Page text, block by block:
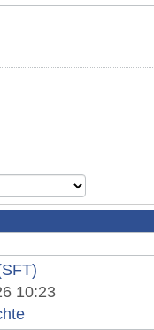
10:23